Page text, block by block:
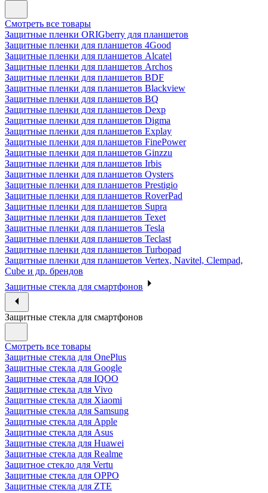
Смотреть все товары
Защитные пленки ORIGberry для планшетов
Защитные пленки для планшетов 4Good
Защитные пленки для планшетов Alcatel
Защитные пленки для планшетов Archos
Защитные пленки для планшетов BDF
Защитные пленки для планшетов Blackview
Защитные пленки для планшетов BQ
Защитные пленки для планшетов Dexp
Защитные пленки для планшетов Digma
Защитные пленки для планшетов Explay
Защитные пленки для планшетов FinePower
Защитные пленки для планшетов Ginzzu
Защитные пленки для планшетов Irbis
Защитные пленки для планшетов Oysters
Защитные пленки для планшетов Prestigio
Защитные пленки для планшетов RoverPad
Защитные пленки для планшетов Supra
Защитные пленки для планшетов Texet
Защитные пленки для планшетов Tesla
Защитные пленки для планшетов Teclast
Защитные пленки для планшетов Turbopad
Защитные пленки для планшетов Vertex, Navitel, Clempad,
Cube и др. брендов
Защитные стекла для смартфонов
Защитные стекла для смартфонов
Смотреть все товары
Защитные стекла для OnePlus
Защитные стекла для Google
Защитные стекла для IQOO
Защитные стекла для Vivo
Защитные стекла для Xiaomi
Защитные стекла для Samsung
Защитные стекла для Apple
Защитные стекла для Asus
Защитные стекла для Huawei
Защитные стекла для Realme
Защитное стекло для Vertu
Защитные стекла для OPPO
Защитные стекла для ZTE